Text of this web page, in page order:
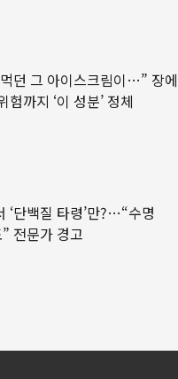
던 그 아이스크림이…” 장에
험까지 ‘이 성분’ 정체
‘단백질 타령’만?…“수명
전문가 경고